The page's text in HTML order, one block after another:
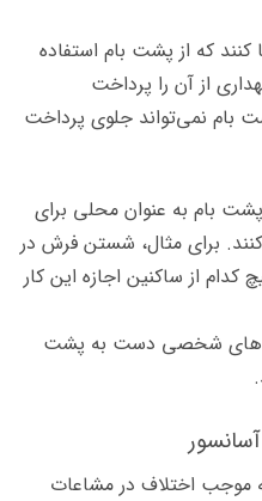
که از پشت بام استفاده
از آن را پرداخت
بام نمی‌تواند جلوی پرداخت
پشت بام به عنوان محلی برای
برای مثال، شستن فرش در
از ساکنین اجازه این کار
شخصی دست به پشت
اختلاف در مشاعات